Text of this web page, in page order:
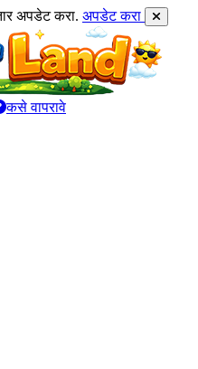
अपडेट करा. अपडेट करा
कसे वापरावे